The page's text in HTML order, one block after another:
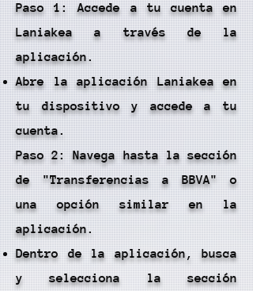
Paso 1: Accede a tu cuenta en
Laniakea a través de la
aplicación.
Abre la aplicación Laniakea en
tu dispositivo y accede a tu
cuenta.
Paso 2: Navega hasta la sección
de "Transferencias a BBVA" o
una opción similar en la
aplicación.
Dentro de la aplicación, busca
y selecciona la sección